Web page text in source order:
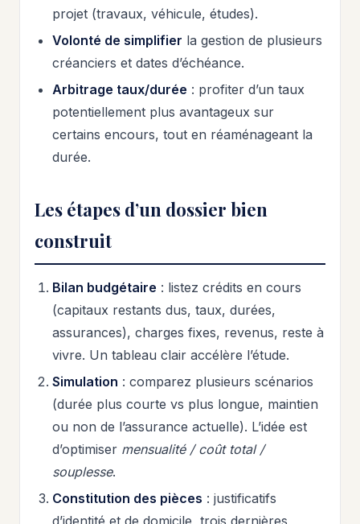
projet (travaux, véhicule, études).
Volonté de simplifier la gestion de plusieurs
créanciers et dates d’échéance.
Arbitrage taux/durée : profiter d’un taux
potentiellement plus avantageux sur
certains encours, tout en réaménageant la
durée.
Les étapes d’un dossier bien
construit
Bilan budgétaire : listez crédits en cours
(capitaux restants dus, taux, durées,
assurances), charges fixes, revenus, reste à
vivre. Un tableau clair accélère l’étude.
Simulation : comparez plusieurs scénarios
(durée plus courte vs plus longue, maintien
ou non de l’assurance actuelle). L’idée est
d’optimiser mensualité / coût total /
souplesse.
Constitution des pièces : justificatifs
d’identité et de domicile, trois dernières